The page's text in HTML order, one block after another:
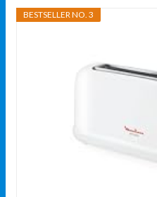
BESTSELLER NO. 3